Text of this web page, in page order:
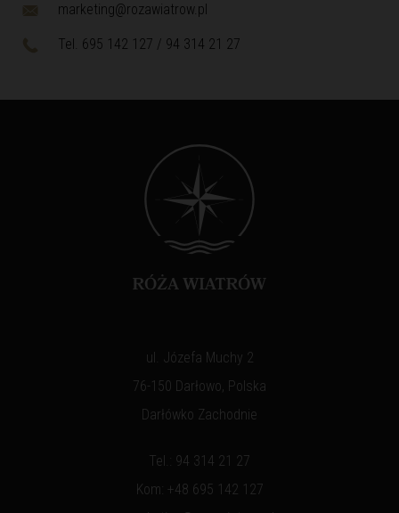
marketing@rozawiatrow.pl
Tel. 695 142 127 / 94 314 21 27
ul. Józefa Muchy 2
76-150 Darłowo, Polska
Darłówko Zachodnie
Tel.: 94 314 21 27
Kom: +48 695 142 127